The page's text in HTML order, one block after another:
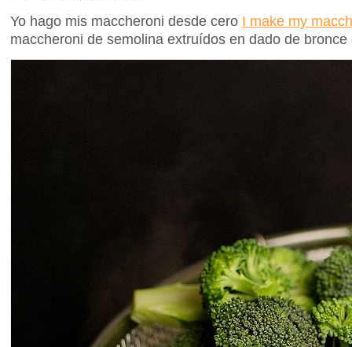
Yo hago mis maccheroni desde cero I make my
maccheroni de semolina extruídos en dado de